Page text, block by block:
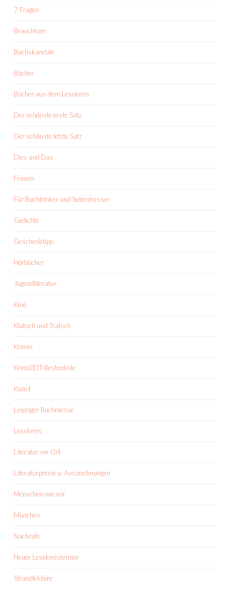
7 Fragen
Brauchtum
Buchskandale
Bücher
Bücher aus dem Lesekreis
Der schönste erste Satz
Der schönste letzte Satz
Dies und Das
Frauen
Für Buchtrinker und Seitenfresser
Gedichte
Geschenktipp
Hörbücher
Jugendliteratur
Kino
Klatsch und Tratsch
Krimis
KrimiZEIT-Bestenliste
Kunst
Leipziger Buchmesse
Lesekreis
Literatur vor Ort
Literaturpreise u. Auszeichnungen
Menschen wie wir
München
Nachrufe
Neuer Lesekreistermin
Strandlektüre